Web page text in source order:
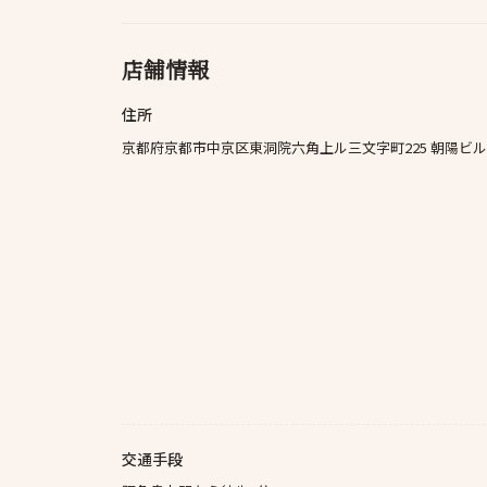
店舗情報
住所
京都府京都市中京区東洞院六角上ル三文字町225 朝陽ビ
交通手段